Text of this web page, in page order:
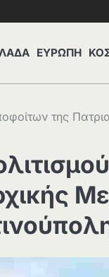
ΕΥΡΩΠΗ
της